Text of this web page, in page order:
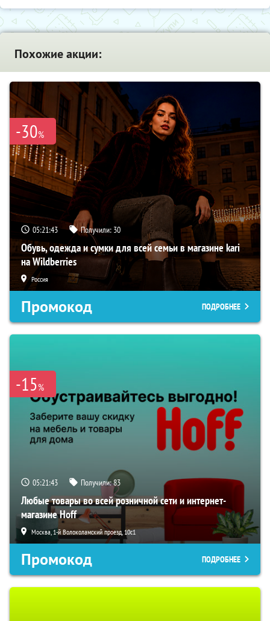
Похожие акции:
-30%
05:21:42 Получили: 30
Обувь, одежда и сумки для всей семьи в магазине kari
на Wildberries
Россия
Промокод ПОДРОБНЕЕ
-15%
05:21:42 Получили:83
Любые товары во всей розничной сети и интернет-
магазине Hoff
Москва, 1-й Волоколамский проезд, 10с1
Промокод ПОДРОБНЕЕ